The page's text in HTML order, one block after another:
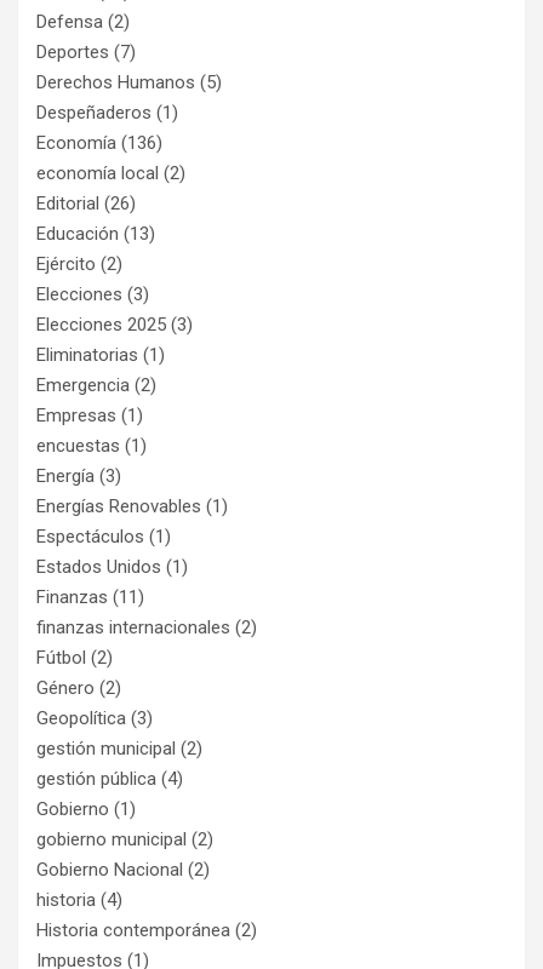
Defensa (2)
Deportes (7)
Derechos Humanos (5)
Despeñaderos (1)
Economía (136)
economía local (2)
Editorial (26)
Educación (13)
Ejército (2)
Elecciones (3)
Elecciones 2025 (3)
Eliminatorias (1)
Emergencia (2)
Empresas (1)
encuestas (1)
Energía (3)
Energías Renovables (1)
Espectáculos (1)
Estados Unidos (1)
Finanzas (11)
finanzas internacionales (2)
Fútbol (2)
Género (2)
Geopolítica (3)
gestión municipal (2)
gestión pública (4)
Gobierno (1)
gobierno municipal (2)
Gobierno Nacional (2)
historia (4)
Historia contemporánea (2)
Impuestos (1)